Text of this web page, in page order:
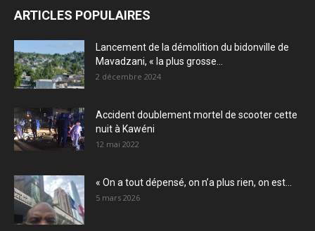
ARTICLES POPULAIRES
Lancement de la démolition du bidonville de
Mavadzani, « la plus grosse...
2 décembre 2024
Accident doublement mortel de scooter cette
nuit à Kawéni
12 mai 2022
« On a tout dépensé, on n’a plus rien, on est...
5 mars 2026